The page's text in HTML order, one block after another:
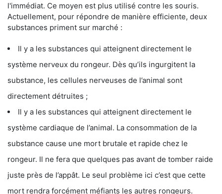
l'immédiat. Ce moyen est plus utilisé contre les souris.
Actuellement, pour répondre de manière efficiente, deux
substances priment sur marché :
Il y a les substances qui atteignent directement le
système nerveux du rongeur. Dès qu’ils ingurgitent la
substance, les cellules nerveuses de l’animal sont
directement détruites ;
Il y a les substances qui atteignent directement le
système cardiaque de l’animal. La consommation de la
substance cause une mort brutale et rapide chez le
rongeur. Il ne fera que quelques pas avant de tomber raide
juste près de l’appât. Le seul problème ici c’est que cette
mort rendra forcément méfiants les autres rongeurs.